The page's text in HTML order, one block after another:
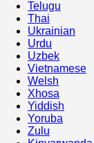
Telugu
Thai
Ukrainian
Urdu
Uzbek
Vietnamese
Welsh
Xhosa
Yiddish
Yoruba
Zulu